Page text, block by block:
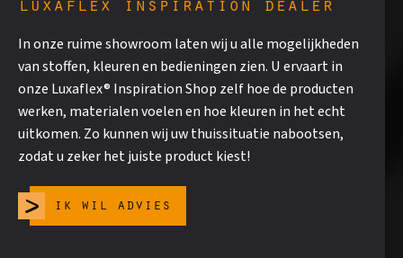
In onze ruime showroom laten wij u alle mogelijkheden
van stoffen, kleuren en bedieningen zien. U ervaart in
onze Luxaflex® Inspiration Shop zelf hoe de producten
werken, materialen voelen en hoe kleuren in het echt
uitkomen. Zo kunnen wij uw thuissituatie nabootsen,
zodat u zeker het juiste product kiest!
ik wil advies